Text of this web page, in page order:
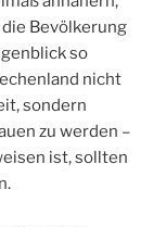
Bevölkerung
so
nicht
sondern
zu werden –
ist, sollten